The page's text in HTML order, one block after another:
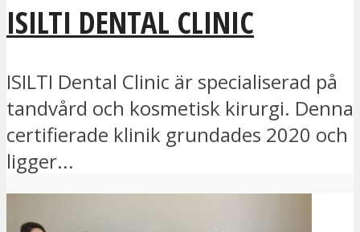
ISILTI DENTAL CLINIC
ISILTI Dental Clinic är specialiserad på
tandvård och kosmetisk kirurgi. Denna
certifierade klinik grundades 2020 och
ligger...